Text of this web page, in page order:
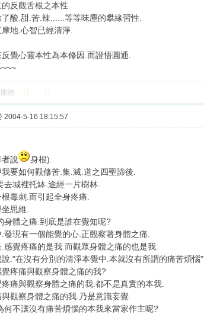
反觀舌根之本性.
酸.甜.苦.辣......等等味塵的攀緣習性.
地.心智已經清淨.
覺心靈本性為本修因.而證悟圓通.
刪除
2004-5-16 18:15:57
說
身根).
要如何觀修苦.集.滅.道之四聖諦後.
去城裡托缽.途經一片樹林.
毒刺.而引起全身疼痛.
思維.
身體之痛.到底是誰在覺知呢?
發現有一個能覺的心.正觀察著身體之痛.
感覺疼痛的是我.而觀眾身體之痛的也是我.
:"在沒有分別的清淨本覺中.本就沒有所謂的痛苦煩惱".
疼痛與觀察身體之痛的我?
痛與觀察身體之痛的我.都不是真實的本我.
觀察身體之痛的我.乃是意識妄覺.
何不讓沒有痛苦煩惱的本我來當家作主呢?